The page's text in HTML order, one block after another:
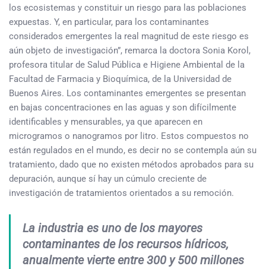
los ecosistemas y constituir un riesgo para las poblaciones
expuestas. Y, en particular, para los contaminantes
considerados emergentes la real magnitud de este riesgo es
aún objeto de investigación”, remarca la doctora Sonia Korol,
profesora titular de Salud Pública e Higiene Ambiental de la
Facultad de Farmacia y Bioquímica, de la Universidad de
Buenos Aires. Los contaminantes emergentes se presentan
en bajas concentraciones en las aguas y son difícilmente
identificables y mensurables, ya que aparecen en
microgramos o nanogramos por litro. Estos compuestos no
están regulados en el mundo, es decir no se contempla aún su
tratamiento, dado que no existen métodos aprobados para su
depuración, aunque sí hay un cúmulo creciente de
investigación de tratamientos orientados a su remoción.
La industria es uno de los mayores
contaminantes de los recursos hídricos,
anualmente vierte entre 300 y 500 millones